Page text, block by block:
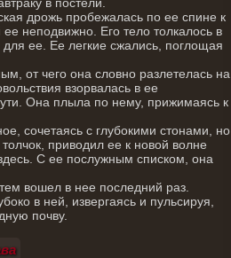
дрожь пробежалась по ее спине к
неподвижно. Его тело толкалось в
ее. Ее легкие сжались, поглощая
от чего она словно разлетелась на
взорвалась в ее
Она плыла по нему, прижимаясь к
сочетаясь с глубокими стонами, но
приводил ее к новой волне
С ее послужным списком, она
вошел в нее последний раз.
в ней, извергаясь и пульсируя,
почву.